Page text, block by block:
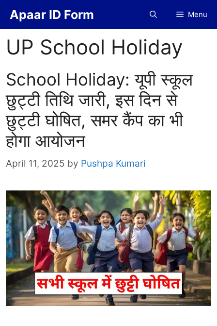
Apaar ID Form Menu
UP School Holiday
School Holiday: यूपी स्कूल
छुट्टी तिथि जारी, इस दिन से
छुट्टी घोषित, समर कैंप का भी
होगा आयोजन
April 11, 2025 by Pushpa Kumari